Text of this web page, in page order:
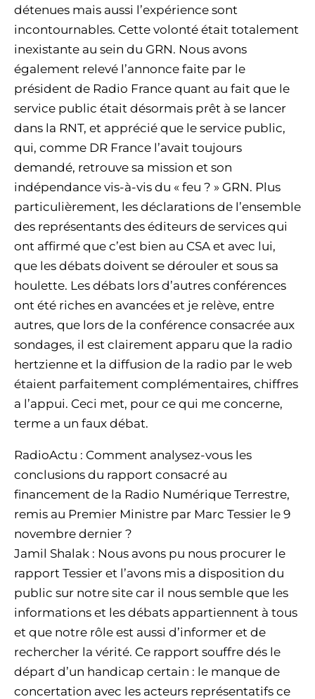
détenues mais aussi l’expérience sont
incontournables. Cette volonté était totalement
inexistante au sein du GRN. Nous avons
également relevé l’annonce faite par le
président de Radio France quant au fait que le
service public était désormais prêt à se lancer
dans la RNT, et apprécié que le service public,
qui, comme DR France l’avait toujours
demandé, retrouve sa mission et son
indépendance vis-à-vis du « feu ? » GRN. Plus
particulièrement, les déclarations de l’ensemble
des représentants des éditeurs de services qui
ont affirmé que c’est bien au CSA et avec lui,
que les débats doivent se dérouler et sous sa
houlette. Les débats lors d’autres conférences
ont été riches en avancées et je relève, entre
autres, que lors de la conférence consacrée aux
sondages, il est clairement apparu que la radio
hertzienne et la diffusion de la radio par le web
étaient parfaitement complémentaires, chiffres
a l’appui. Ceci met, pour ce qui me concerne,
terme a un faux débat.
RadioActu : Comment analysez-vous les
conclusions du rapport consacré au
financement de la Radio Numérique Terrestre,
remis au Premier Ministre par Marc Tessier le 9
novembre dernier ?
Jamil Shalak : Nous avons pu nous procurer le
rapport Tessier et l’avons mis a disposition du
public sur notre site car il nous semble que les
informations et les débats appartiennent à tous
et que notre rôle est aussi d’informer et de
rechercher la vérité. Ce rapport souffre dés le
départ d’un handicap certain : le manque de
concertation avec les acteurs représentatifs ce